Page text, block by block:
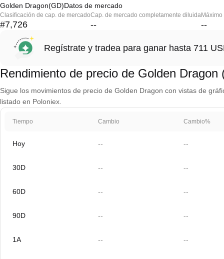
Golden Dragon(GD)Datos de mercado
Clasificación de cap. de mercado
#7,726
Cap. de mercado completamente diluida
-- --
Regístrate y tradea para ganar hasta 711
Rendimiento de precio de Golden Dragon
Sigue los movimientos de precio de Golden Dragon con vistas de
listado en Poloniex.
Tiempo Cambio Cambio%
Hoy -- --
30D -- --
60D -- --
90D -- --
1A -- --